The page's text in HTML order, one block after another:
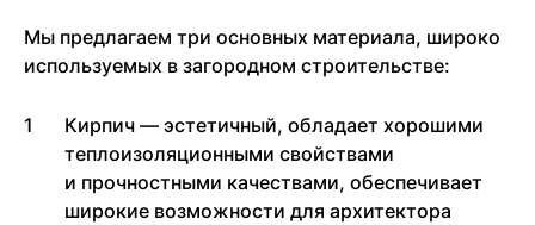
Мы предлагаем три основных материала, широко
используемых в загородном строительстве:
Кирпич — эстетичный, обладает хорошими
теплоизоляционными свойствами
и прочностными качествами, обеспечивает
широкие возможности для архитектора